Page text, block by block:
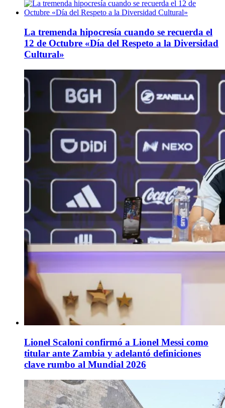
La tremenda hipocresía cuando se recuerda el
12 de Octubre «Día del Respeto a la Diversidad
Cultural»
Lionel Scaloni confirmó a Lionel Messi como
titular ante Zambia y adelantó definiciones
clave rumbo al Mundial 2026